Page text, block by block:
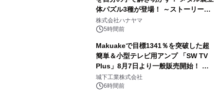
体パズル3種が登場！ ～ストーリーと
ギミックが融合した 大人の体験型パズ
ルが8月7日(金)12時より先行予約受付
株式会社ハナヤマ
5時間前
Makuakeで目標1341％を突破した超
簡単＆小型テレビ用アンプ 「SW TV
Plus」8月7日より一般販売開始！ ケ
ーブル1本つなぐだけ、テレビの音が
ぐっと豊かに
城下工業株式会社
6時間前